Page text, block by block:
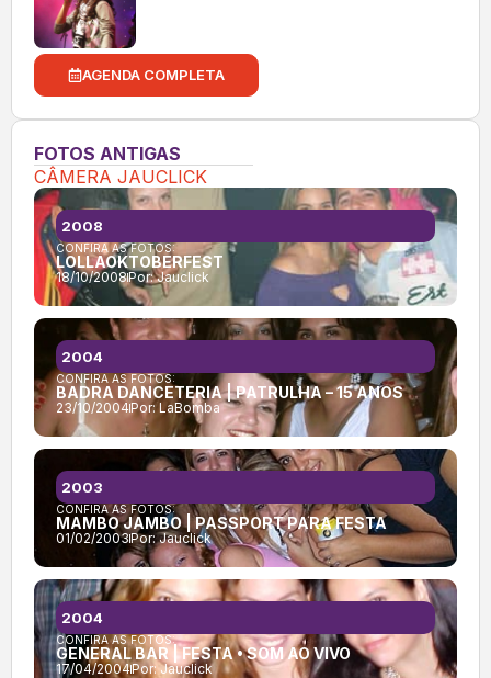
AGENDA COMPLETA
FOTOS ANTIGAS
CÂMERA JAUCLICK
CONFIRA AS FOTOS:
LOLLAOKTOBERFEST
18/10/2008Por:Jauclick
2008
CONFIRA AS FOTOS:
BADRA DANCETERIA | PATRULHA – 15 ANOS
23/10/2004Por:LaBomba
2004
CONFIRA AS FOTOS:
MAMBO JAMBO | PASSPORT PARA FESTA
01/02/2003Por:Jauclick
2003
CONFIRA AS FOTOS:
GENERAL BAR | FESTA • SOM AO VIVO
17/04/2004Por:Jauclick
2004